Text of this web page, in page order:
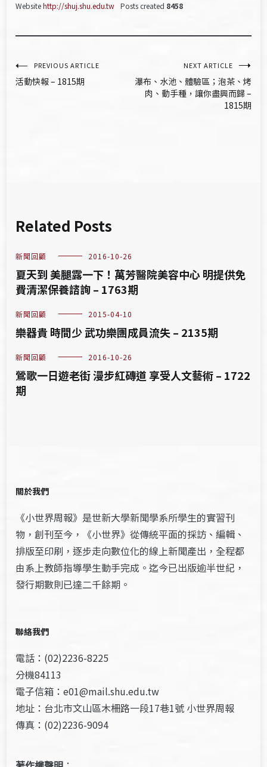
Websitehttp://shuj.shu.edu.tw Posts created 8458
文
章
PREVIOUS ARTICLE
活動快報 – 1815期
NEXT ARTICLE
瀑布、水池、體驗區；泡茶、烤
肉、動手種，讓你盡興而歸 –
1815期
Related Posts
新聞回顧 2016-10-26
夏天到 美腿露一下！萬芳醫院美容中心 明提供免
費清潔保養諮詢 – 1763期
新聞回顧 2015-04-10
樂器貴 時間少 武功樂團成員流失 – 2135期
新聞回顧 2016-10-26
鶯歌一日遊老街 漫步紅磚道 享受人文藝術 – 1722
期
關於我們
《小世界周報》是世新大學新聞學系所學生的實習刊
物，創刊至今，《小世界》從傳統平面的採訪、編輯、
排版至印刷，逐步走向數位化的線上新聞產出，全程都
由系上教師指導學生動手完成。迄今已出版逾半世紀，
發行期數則已達二千餘期。
聯絡我們
電話：(02)2236-8225
分機84113
電子信箱：e01@mail.shu.edu.tw
地址：台北市文山區木柵路一段17巷1號 小世界周報
傳真：(02)2236-9094